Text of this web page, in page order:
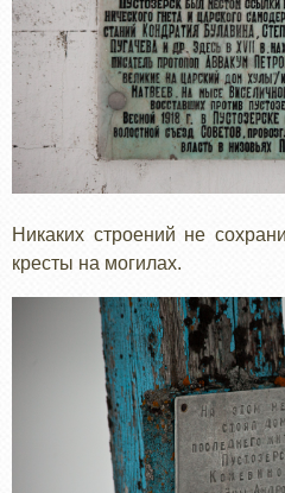
Никаких строений не
кресты на могилах.